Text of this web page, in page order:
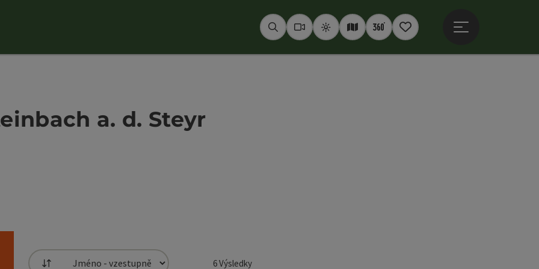
HledatWebkamery
PočasíInteraktivní mapa
360° panoramata
Poznámkový blok
a. d. Steyr
6Výsledky